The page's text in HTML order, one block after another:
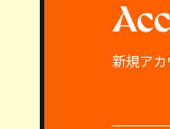
新規アカ